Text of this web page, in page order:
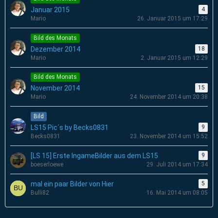
Januar 2015
4
Mario
26. Januar 2015 um 17:29
Bild des Monats
Dezember 2014
18
Mario
2. Januar 2015 um 12:29
Bild des Monats
November 2014
15
Mario
24. November 2014 um 20:38
Bild
LS15 Pic´s by Becks0831
9
Becks0831
23. November 2014 um 15:52
[LS 15] Erste IngameBilder aus dem LS15
9
boeserloewe
29. Juli 2014 um 17:34
mal ein paar Bilder von Hier
5
Bulli82
16. Mai 2014 um 08:05